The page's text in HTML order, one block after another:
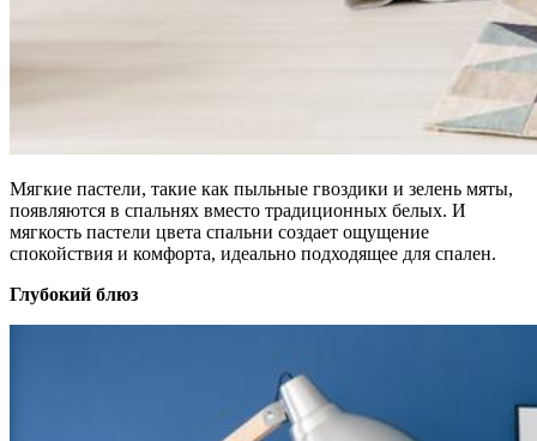
Мягкие пастели, такие как пыльные гвоздики и зелень мяты,
появляются в спальнях вместо традиционных белых. И
мягкость пастели цвета спальни создает ощущение
спокойствия и комфорта, идеально подходящее для спален.
Глубокий блюз